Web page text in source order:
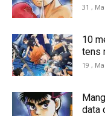
31 ,
10
tens
19 ,
data